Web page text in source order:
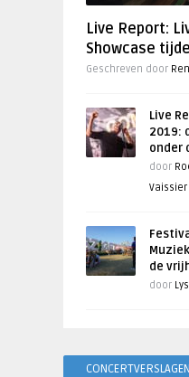
Live Report:
Showcase
Geschreven door
Live
2019:
onder
door
Vaissier
de
door
CONCERTVERSLAGEN